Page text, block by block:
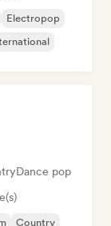
Electropop
Dance pop
Country